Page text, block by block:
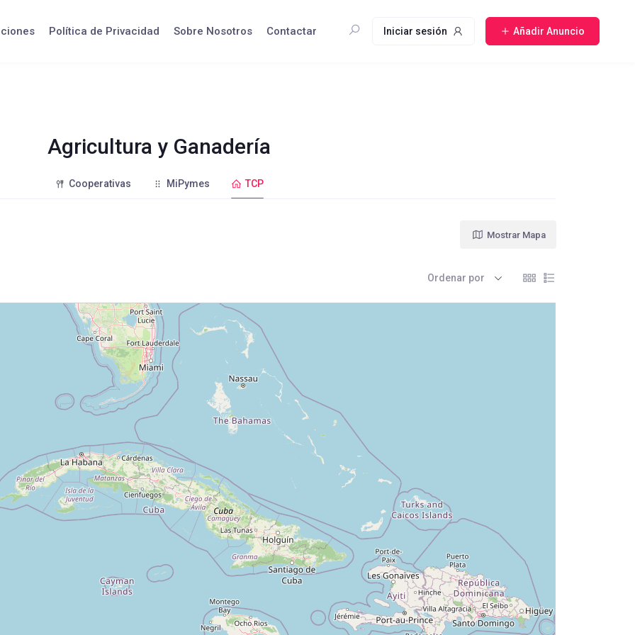
Política de Privacidad Sobre Nosotros Contactar Iniciar sesión Añadir Anuncio
Agricultura y Ganadería
Cooperativas MiPymes TCP
Mostrar Mapa
Ordenar por